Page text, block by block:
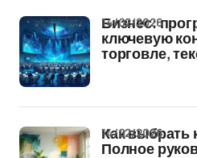
Бизнес:
ключевую
торговле,
14/02/2026
Как выбрать
Полное
14/02/2026